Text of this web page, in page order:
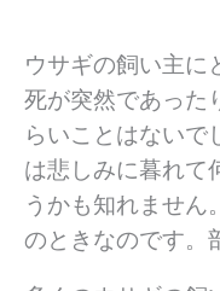
ウサギの飼い主に
死が突然であった
らいことはないで
は悲しみに暮れて
うかも知れません
のときなのです。